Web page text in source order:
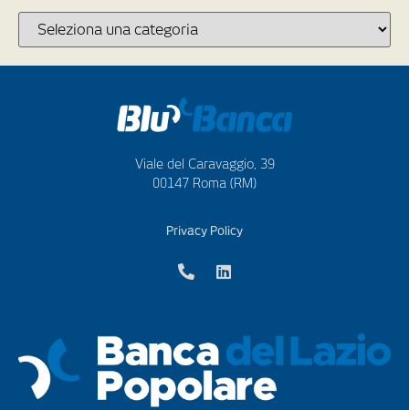
Viale del Caravaggio, 39
00147 Roma (RM)
Privacy Policy